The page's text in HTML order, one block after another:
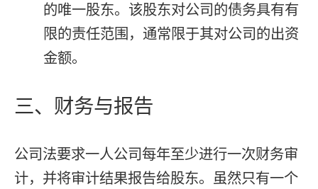
的唯一股东。该股东对公司的债务具有有
限的责任范围，通常限于其对公司的出资
金额。
三、财务与报告
公司法要求一人公司每年至少进行一次财务审
计，并将审计结果报告给股东。虽然只有一个